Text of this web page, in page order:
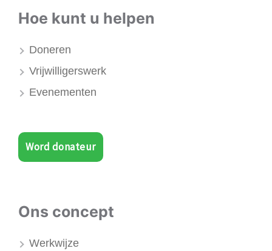
Hoe kunt u helpen
Doneren
Vrijwilligerswerk
Evenementen
Word donateur
Ons concept
Werkwijze